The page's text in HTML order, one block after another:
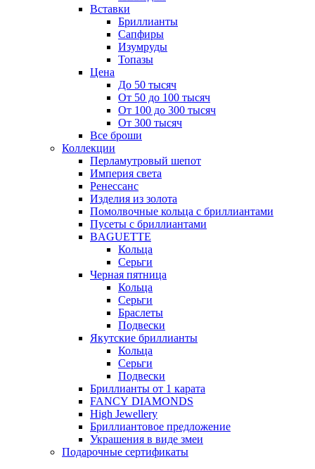
Вставки
Бриллианты
Сапфиры
Изумруды
Топазы
Цена
До 50 тысяч
От 50 до 100 тысяч
От 100 до 300 тысяч
От 300 тысяч
Все броши
Коллекции
Перламутровый шепот
Империя света
Ренессанс
Изделия из золота
Помолвочные кольца с бриллиантами
Пусеты с бриллиантами
BAGUETTE
Кольца
Серьги
Черная пятница
Кольца
Серьги
Браслеты
Подвески
Якутские бриллианты
Кольца
Серьги
Подвески
Бриллианты от 1 карата
FANCY DIAMONDS
High Jewellery
Бриллиантовое предложение
Украшения в виде змеи
Подарочные сертификаты